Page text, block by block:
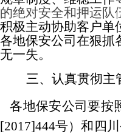
的绝对安全和押运队
积极主动协助客户单
各地保安公司在狠抓
无一失。
三、认真贯彻主
各地保安公司要按
[2017]444号）和四